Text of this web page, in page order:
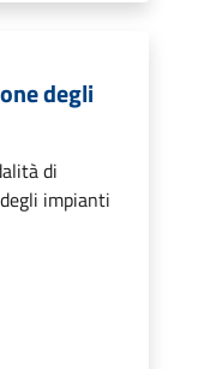
degli
di
impianti